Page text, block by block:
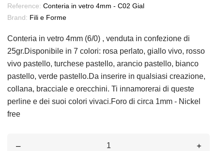
Reference: Conteria in vetro 4mm - C02 Gial
Brand: Fili e Forme
Conteria in vetro 4mm (6/0) , venduta in confezione di
25gr.Disponibile in 7 colori: rosa perlato, giallo vivo, rosso
vivo pastello, turchese pastello, arancio pastello, bianco
pastello, verde pastello.Da inserire in qualsiasi creazione,
collana, bracciale e orecchini. Ti innamorerai di queste
perline e dei suoi colori vivaci.Foro di circa 1mm - Nickel
free
– +